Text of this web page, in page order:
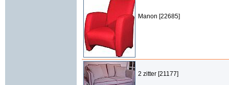
Manon [22685]
2 zitter [21177]